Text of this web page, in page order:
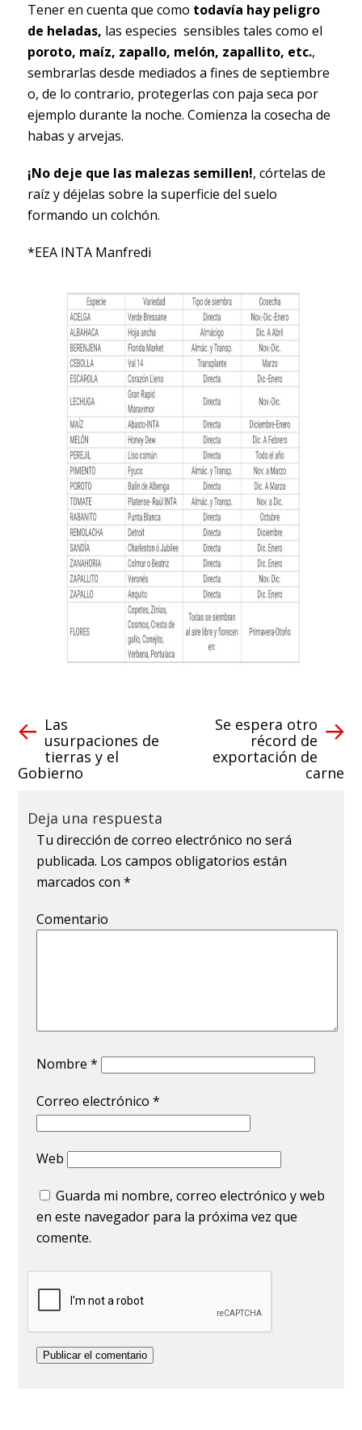
Tener en cuenta que como todavía hay peligro
de heladas, las especies sensibles tales como el
poroto, maíz, zapallo, melón, zapallito, etc.,
sembrarlas desde mediados a fines de septiembre
o, de lo contrario, protegerlas con paja seca por
ejemplo durante la noche. Comienza la cosecha de
habas y arvejas.
¡No deje que las malezas semillen!, córtelas de
raíz y déjelas sobre la superficie del suelo
formando un colchón.
*EEA INTA Manfredi
Las
usurpaciones de
tierras y el
Gobierno
Se espera otro
récord de
exportación de
carne
Deja una respuesta
Tu dirección de correo electrónico no será
publicada. Los campos obligatorios están
marcados con*
Comentario
Nombre*
Correo electrónico*
Web
Guarda mi nombre, correo electrónico y web
en este navegador para la próxima vez que
comente.